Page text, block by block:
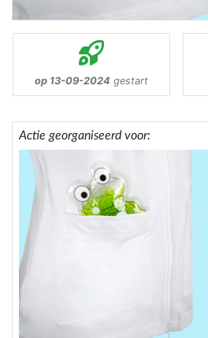
op 13-09-2024 gestart
Actie georganiseerd voor: